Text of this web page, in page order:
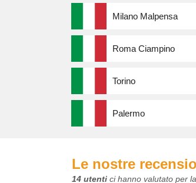
Milano Malpensa
Roma Ciampino
Torino
Palermo
Le nostre
14 utenti ci hanno valutato per